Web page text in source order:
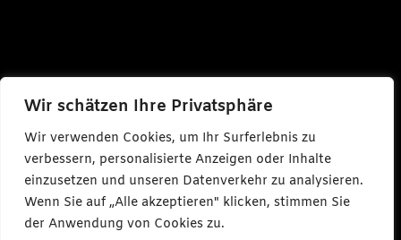
Wir schätzen Ihre Privatsphäre
Wir verwenden Cookies, um Ihr Surferlebnis zu
verbessern, personalisierte Anzeigen oder Inhalte
einzusetzen und unseren Datenverkehr zu analysieren.
Wenn Sie auf „Alle akzeptieren" klicken, stimmen Sie
der Anwendung von Cookies zu.